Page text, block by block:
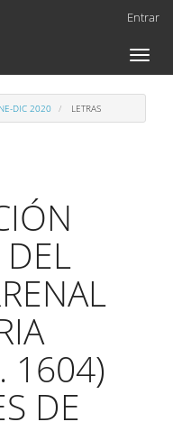
Entrar
Toggle
DIC 2020 LETRAS
1604)
DE